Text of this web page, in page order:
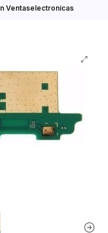
Ventaselectronicas